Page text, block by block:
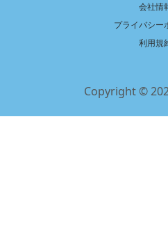
会社情
プライバシー
利用規
Copyright ©